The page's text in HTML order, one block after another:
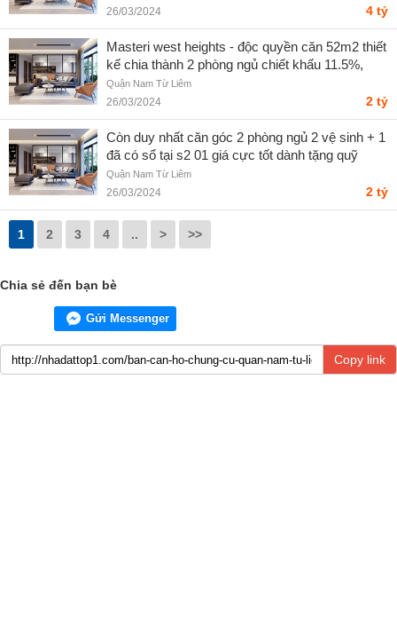
26/03/2024 4 tỷ
Masteri west heights - độc quyền căn 52m2 thiết
kế chia thành 2 phòng ngủ chiết khấu 11.5%,
tặng 2 cây vàng
Quận Nam Từ Liêm
26/03/2024 2 tỷ
Còn duy nhất căn góc 2 phòng ngủ 2 vệ sinh + 1
đã có sổ tại s2 01 giá cực tốt dành tặng quỹ
khách hàng
Quận Nam Từ Liêm
26/03/2024 2 tỷ
1 2 3 4 .. > >>
Chia sẻ đến bạn bè
Gửi Messenger
Copy link